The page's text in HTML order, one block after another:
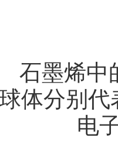
石墨烯中
体分别代
电